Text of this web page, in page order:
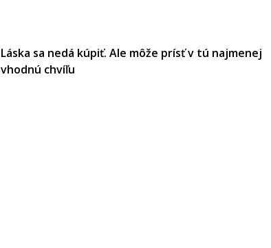
Láska sa nedá kúpiť. Ale môže prísť v tú najmenej
vhodnú chvíľu